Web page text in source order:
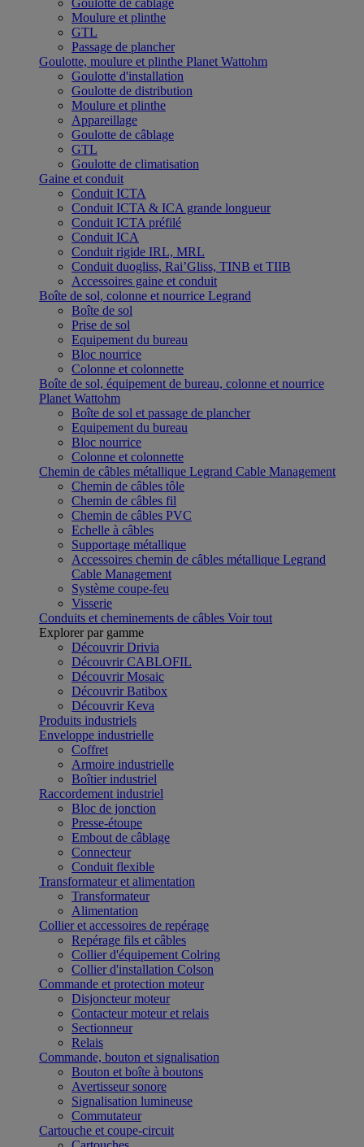
Goulotte de câblage
Moulure et plinthe
GTL
Passage de plancher
Goulotte, moulure et plinthe Planet Wattohm
Goulotte d'installation
Goulotte de distribution
Moulure et plinthe
Appareillage
Goulotte de câblage
GTL
Goulotte de climatisation
Gaine et conduit
Conduit ICTA
Conduit ICTA & ICA grande longueur
Conduit ICTA préfilé
Conduit ICA
Conduit rigide IRL, MRL
Conduit duogliss, Rai’Gliss, TINB et TIIB
Accessoires gaine et conduit
Boîte de sol, colonne et nourrice Legrand
Boîte de sol
Prise de sol
Equipement du bureau
Bloc nourrice
Colonne et colonnette
Boîte de sol, équipement de bureau, colonne et nourrice
Planet Wattohm
Boîte de sol et passage de plancher
Equipement du bureau
Bloc nourrice
Colonne et colonnette
Chemin de câbles métallique Legrand Cable Management
Chemin de câbles tôle
Chemin de câbles fil
Chemin de câbles PVC
Echelle à câbles
Supportage métallique
Accessoires chemin de câbles métallique Legrand
Cable Management
Système coupe-feu
Visserie
Conduits et cheminements de câbles Voir tout
Explorer par gamme
Découvrir Drivia
Découvrir CABLOFIL
Découvrir Mosaic
Découvrir Batibox
Découvrir Keva
Produits industriels
Enveloppe industrielle
Coffret
Armoire industrielle
Boîtier industriel
Raccordement industriel
Bloc de jonction
Presse-étoupe
Embout de câblage
Connecteur
Conduit flexible
Transformateur et alimentation
Transformateur
Alimentation
Collier et accessoires de repérage
Repérage fils et câbles
Collier d'équipement Colring
Collier d'installation Colson
Commande et protection moteur
Disjoncteur moteur
Contacteur moteur et relais
Sectionneur
Relais
Commande, bouton et signalisation
Bouton et boîte à boutons
Avertisseur sonore
Signalisation lumineuse
Commutateur
Cartouche et coupe-circuit